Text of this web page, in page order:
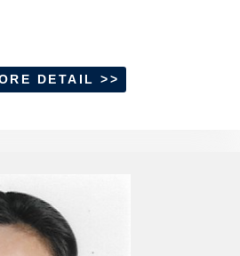
DETAIL >>